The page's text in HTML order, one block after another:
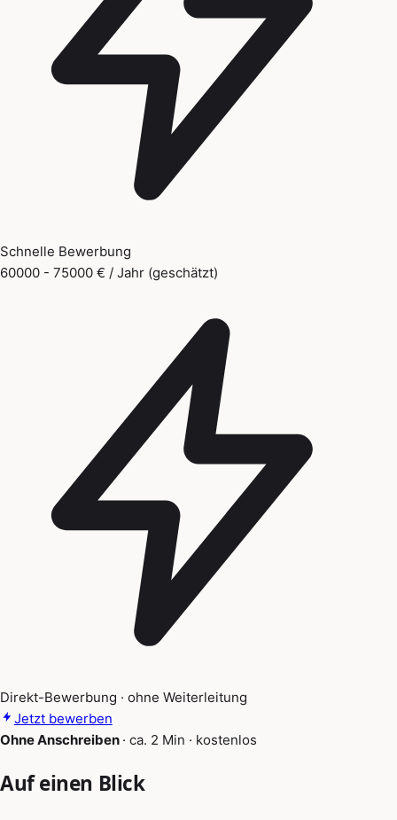
Schnelle Bewerbung
60000 - 75000 € / Jahr (geschätzt)
Direkt-Bewerbung · ohne Weiterleitung
Jetzt bewerben
Ohne Anschreiben · ca. 2 Min · kostenlos
Auf einen Blick